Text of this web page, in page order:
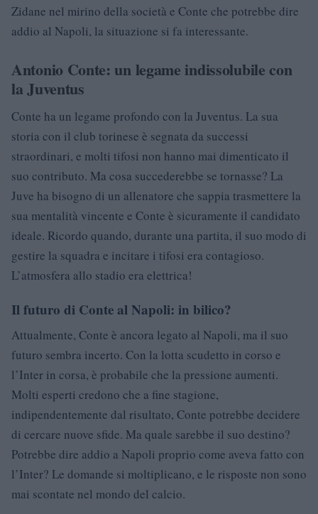
Zidane nel mirino della società e Conte che potrebbe dire
addio al Napoli, la situazione si fa interessante.
Antonio Conte: un legame indissolubile con
la Juventus
Conte ha un legame profondo con la Juventus. La sua
storia con il club torinese è segnata da successi
straordinari, e molti tifosi non hanno mai dimenticato il
suo contributo. Ma cosa succederebbe se tornasse? La
Juve ha bisogno di un allenatore che sappia trasmettere la
sua mentalità vincente e Conte è sicuramente il candidato
ideale. Ricordo quando, durante una partita, il suo modo di
gestire la squadra e incitare i tifosi era contagioso.
L’atmosfera allo stadio era elettrica!
Il futuro di Conte al Napoli: in bilico?
Attualmente, Conte è ancora legato al Napoli, ma il suo
futuro sembra incerto. Con la lotta scudetto in corso e
l’Inter in corsa, è probabile che la pressione aumenti.
Molti esperti credono che a fine stagione,
indipendentemente dal risultato, Conte potrebbe decidere
di cercare nuove sfide. Ma quale sarebbe il suo destino?
Potrebbe dire addio a Napoli proprio come aveva fatto con
l’Inter? Le domande si moltiplicano, e le risposte non sono
mai scontate nel mondo del calcio.